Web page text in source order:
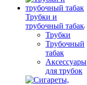
Трубки и
трубочный табак
Трубки
Трубочный
табак
Аксессуары
для трубок